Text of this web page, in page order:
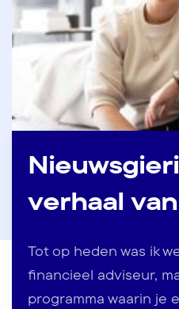
verhaal
Tot op heden was ik
financieel adviseur,
programma waarin je